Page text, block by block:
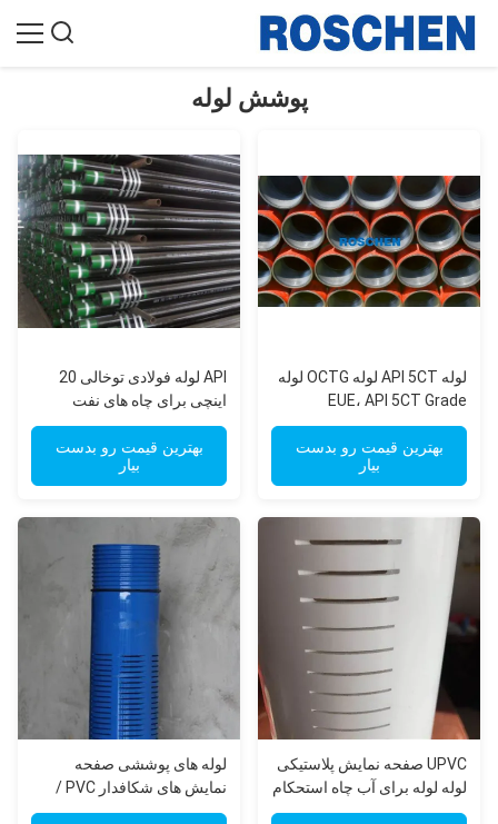
پوشش لوله
لوله API 5CT لوله OCTG لوله
EUE، API 5CT Grade
J55/K55، N80، C90، C95،
P110، Ends EUE
بهترین قیمت رو بدست
بیار
API لوله فولادی توخالی 20
اینچی برای چاه های نفت
بهترین قیمت رو بدست
بیار
UPVC صفحه نمایش پلاستیکی
لوله لوله برای آب چاه استحکام
بالا برای Borewell
لوله های پوششی صفحه
نمایش های شکافدار PVC /
لوله های فیلتر آب